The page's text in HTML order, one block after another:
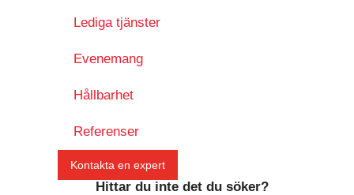
Lediga tjänster
Evenemang
Hållbarhet
Referenser
Kontakta en expert
Hittar du inte det du söker?